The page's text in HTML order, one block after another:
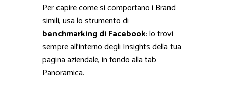
Per capire come si comportano i Brand
simili, usa lo strumento di
benchmarking di Facebook: lo trovi
sempre all’interno degli Insights della tua
pagina aziendale, in fondo alla tab
Panoramica.